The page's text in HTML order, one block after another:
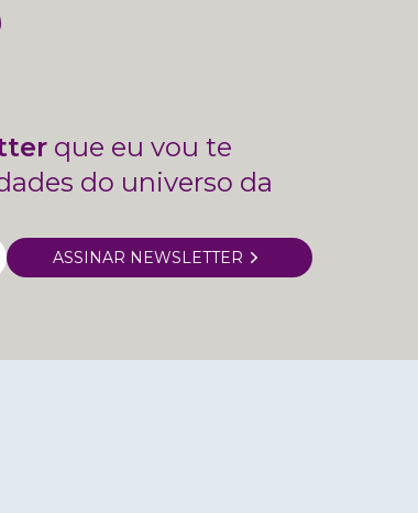
que eu vou te
do universo da
ASSINAR NEWSLETTER